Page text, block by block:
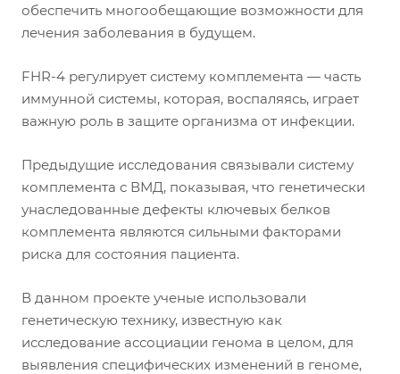
обеспечить многообещающие возможности для
лечения заболевания в будущем.
FHR-4 регулирует систему комплемента — часть
иммунной системы, которая, воспаляясь, играет
важную роль в защите организма от инфекции.
Предыдущие исследования связывали систему
комплемента с ВМД, показывая, что генетически
унаследованные дефекты ключевых белков
комплемента являются сильными факторами
риска для состояния пациента.
В данном проекте ученые использовали
генетическую технику, известную как
исследование ассоциации генома в целом, для
выявления специфических изменений в геноме,